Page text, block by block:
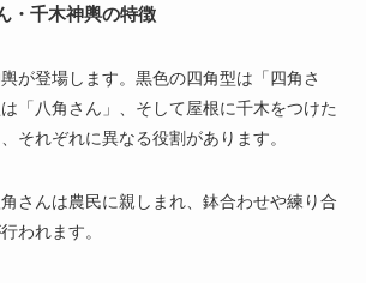
・千木神輿の特徴
が登場します。黒色の四角型は「四角さ
「八角さん」、そして屋根に千木をつけた
それぞれに異なる役割があります。
さんは農民に親しまれ、鉢合わせや練り合
われます。